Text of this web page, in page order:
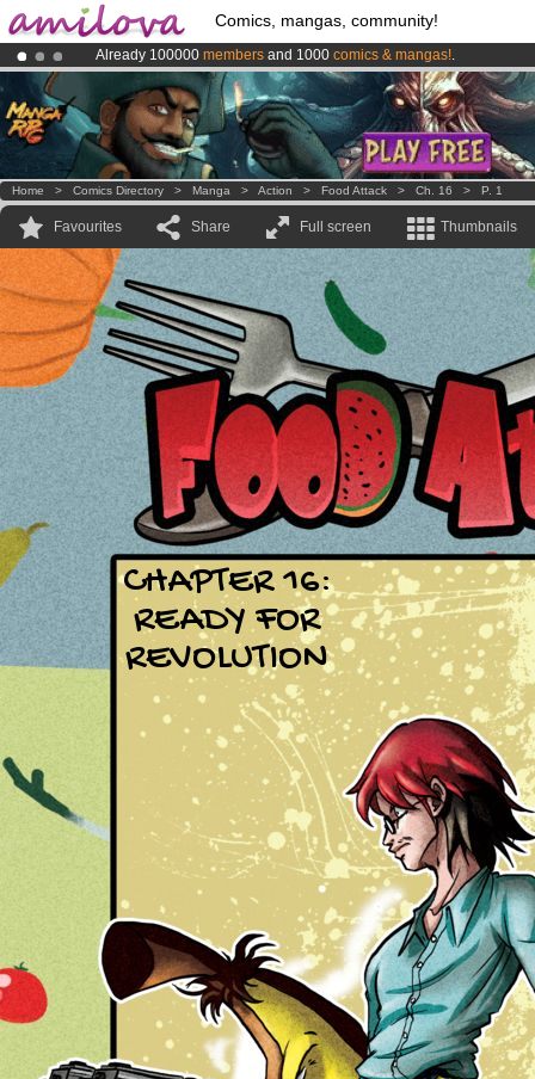
Comics, mangas, community!
Already 100000 members and 1000 comics & mangas!.
Premium membership from3.95 eurosper month !Get membership
AmilovaKickstarter is now LIVE!.
Home > Comics Directory > Manga > Action > Food Attack > Ch. 16 > P. 1
Favourites Share Full screen Thumbnails
CHAPTER 16:
READY FOR
REVOLUTION